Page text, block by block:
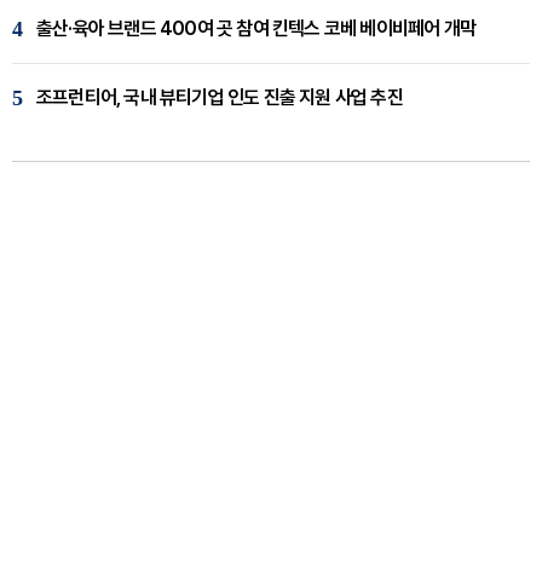
4 출산·육아 브랜드 400여 곳 참여 킨텍스 코베 베이비페어 개막
5 조프런티어, 국내 뷰티기업 인도 진출 지원 사업 추진